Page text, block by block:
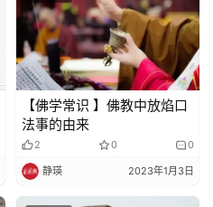
【佛学常识 】佛教中放焰口
法事的由来
2 0 0
静瑛 2023年1月3日